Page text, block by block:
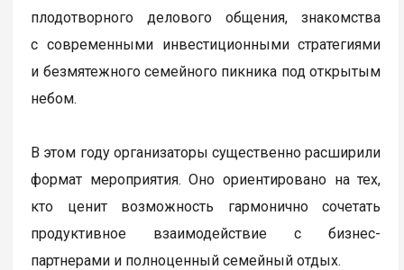
плодотворного делового общения, знакомства
с современными инвестиционными стратегиями
и безмятежного семейного пикника под открытым
небом.
В этом году организаторы существенно расширили
формат мероприятия. Оно ориентировано на тех,
кто ценит возможность гармонично сочетать
продуктивное взаимодействие с бизнес-
партнерами и полноценный семейный отдых.